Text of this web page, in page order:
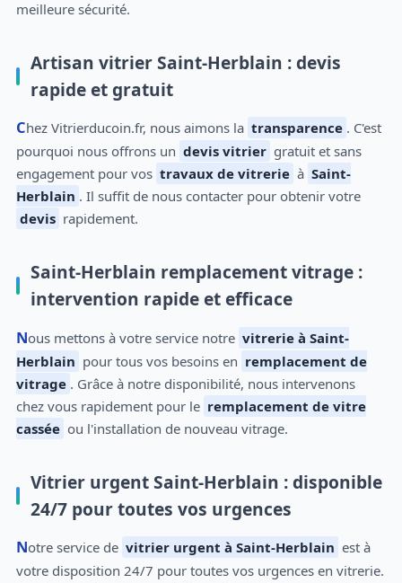
meilleure sécurité.
Artisan vitrier Saint-Herblain : devis
rapide et gratuit
Chez Vitrierducoin.fr, nous aimons la transparence . C'est
pourquoi nous offrons un devis vitrier gratuit et sans
engagement pour vos travaux de vitrerie à Saint-
Herblain . Il suffit de nous contacter pour obtenir votre
devis rapidement.
Saint-Herblain remplacement vitrage :
intervention rapide et efficace
Nous mettons à votre service notre vitrerie à Saint-
Herblain pour tous vos besoins en remplacement de
vitrage . Grâce à notre disponibilité, nous intervenons
chez vous rapidement pour le remplacement de vitre
cassée ou l'installation de nouveau vitrage.
Vitrier urgent Saint-Herblain : disponible
24/7 pour toutes vos urgences
Notre service de vitrier urgent à Saint-Herblain est à
votre disposition 24/7 pour toutes vos urgences en vitrerie.